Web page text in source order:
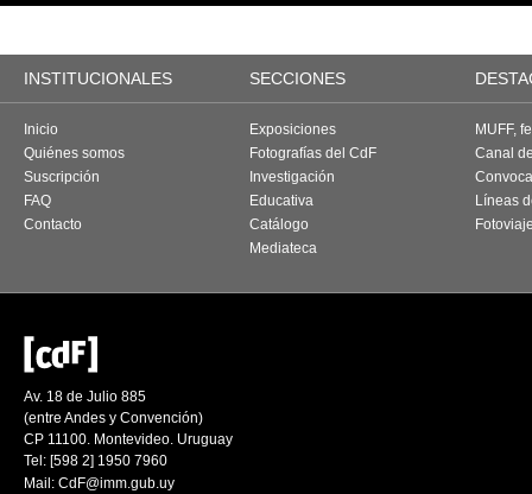
INSTITUCIONALES SECCIONES
Inicio
Quiénes somos
Suscripción
FAQ
Contacto
Exposiciones
Fotografías del CdF
Investigación
Educativa
Catálogo
Mediateca
MUFF,
Canal
Líneas
Av. 18 de Julio 885
(entre Andes y Convención)
CP 11100. Montevideo. Uruguay
Tel: [598 2] 1950 7960
Mail: CdF@imm.gub.uy